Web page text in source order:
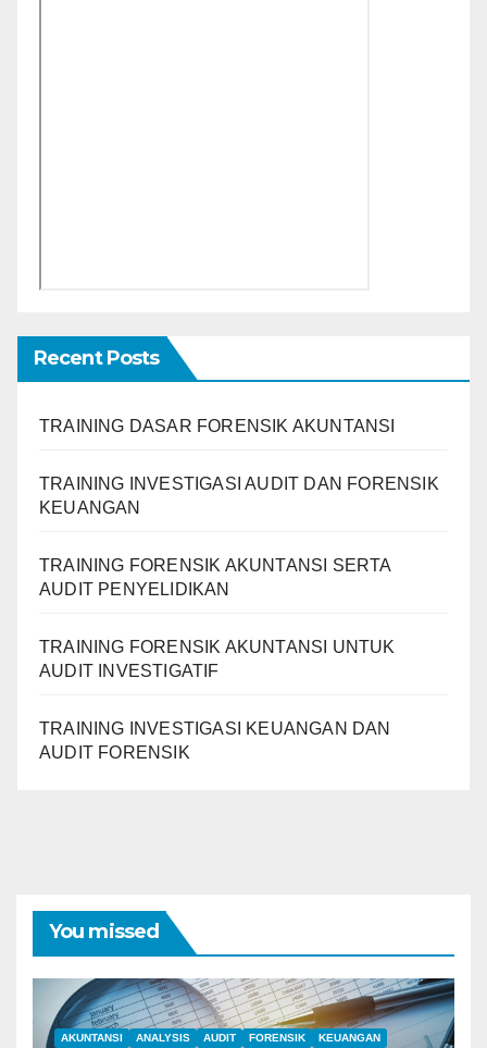
Recent Posts
TRAINING DASAR FORENSIK AKUNTANSI
TRAINING INVESTIGASI AUDIT DAN FORENSIK
KEUANGAN
TRAINING FORENSIK AKUNTANSI SERTA
AUDIT PENYELIDIKAN
TRAINING FORENSIK AKUNTANSI UNTUK
AUDIT INVESTIGATIF
TRAINING INVESTIGASI KEUANGAN DAN
AUDIT FORENSIK
You missed
AKUNTANSI ANALYSIS AUDIT FORENSIK
KEUANGAN